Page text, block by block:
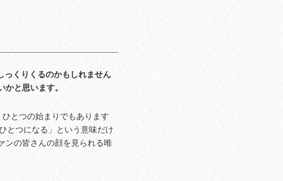
くりくるのかもしれません
と思います。
とつの始まりでもあります
とつになる」という意味だけ
ンの皆さんの顔を見られる唯